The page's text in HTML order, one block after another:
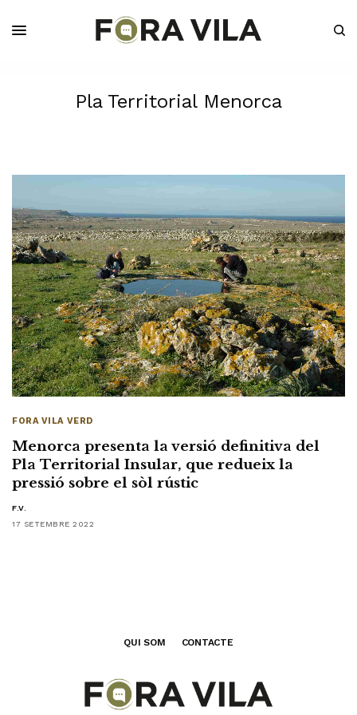
Pla Territorial Menorca
FORA VILA VERD
Menorca presenta la versió definitiva del
Pla Territorial Insular, que redueix la
pressió sobre el sòl rústic
F.V.
17 SETEMBRE 2022
QUI SOM CONTACTE